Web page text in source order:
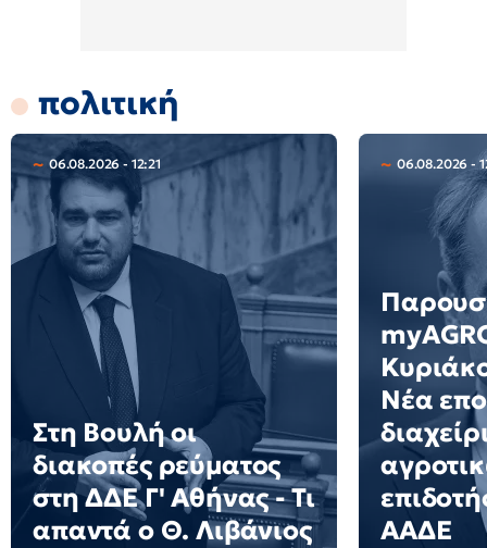
πολιτική
06.08.2026 - 12:21
Στη Βουλή οι
διακοπές ρεύματος
στη ΔΔΕ Γ' Αθήνας - Τι
απαντά ο Θ. Λιβάνιος
06.08.2026 -
Νέα
ΑΑΔΕ